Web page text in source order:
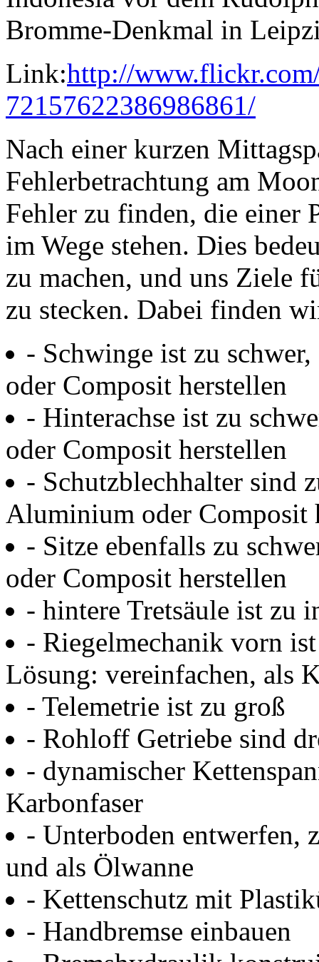
Link:http://
72157622386986861/
Nach einer kurzen
Fehlerbetrachtung am
Fehler zu finden, die einer
im Wege stehen. Dies
zu machen, und uns Ziele
zu stecken. Dabei finden
- Schwinge ist zu
oder Composit herstellen
- Hinterachse ist zu
oder Composit herstellen
- Schutzblechhalter sind
Aluminium oder Composit
- Sitze ebenfalls zu
oder Composit herstellen
- hintere Tretsäule ist zu
- Riegelmechanik vorn
Lösung: vereinfachen, als
- Telemetrie ist zu groß
- Rohloff Getriebe sind
- dynamischer
Karbonfaser
- Unterboden entwerfen,
und als Ölwanne
- Kettenschutz mit
- Handbremse einbauen